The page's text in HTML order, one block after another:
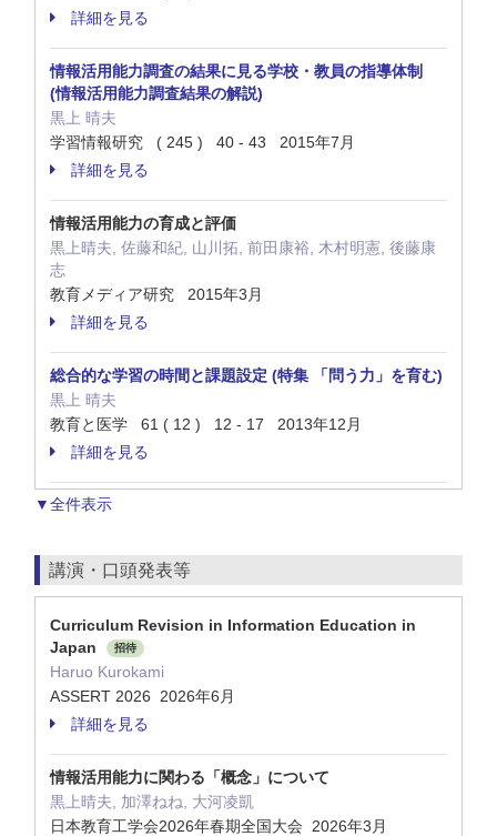
詳細を見る
情報活用能力調査の結果に見る学校・教員の指導体制
(情報活用能力調査結果の解説)
黒上 晴夫
学習情報研究 ( 245 ) 40 - 43 2015年7月
詳細を見る
情報活用能力の育成と評価
黒上晴夫, 佐藤和紀, 山川拓, 前田康裕, 木村明憲, 後藤康
志
教育メディア研究 2015年3月
詳細を見る
総合的な学習の時間と課題設定 (特集 「問う力」を育む)
黒上 晴夫
教育と医学 61 ( 12 ) 12 - 17 2013年12月
詳細を見る
▼全件表示
講演・口頭発表等
Curriculum Revision in Information Education in
Japan
招待
Haruo Kurokami
ASSERT 2026 2026年6月
詳細を見る
情報活用能力に関わる「概念」について
黒上晴夫, 加澤ねね, 大河凌凱
日本教育工学会2026年春期全国大会 2026年3月